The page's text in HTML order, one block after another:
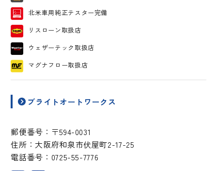
北米車用純正テスター完備
リスローン取扱店
ウェザーテック取扱店
マグナフロー取扱店
ブライトオートワークス
郵便番号： 〒594-0031
住所： 大阪府和泉市伏屋町2-17-25
電話番号： 0725-55-7776